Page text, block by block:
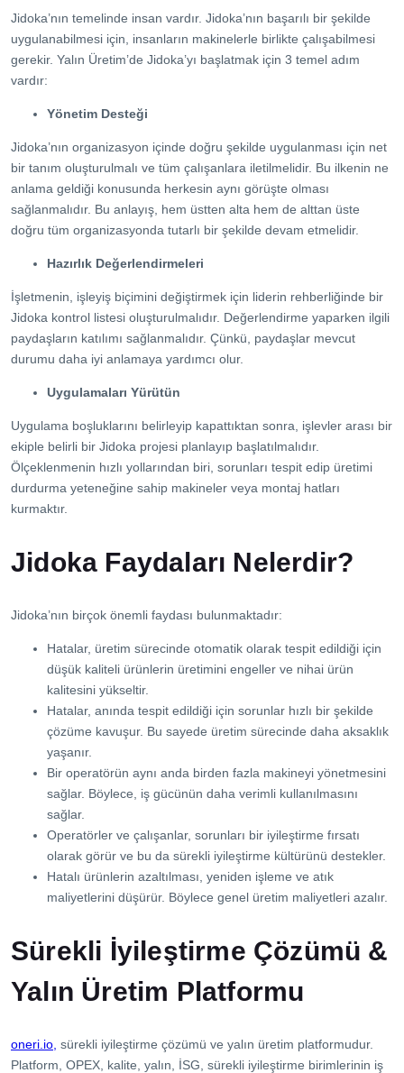
Jidoka’nın temelinde insan vardır. Jidoka’nın başarılı bir şekilde
uygulanabilmesi için, insanların makinelerle birlikte çalışabilmesi
gerekir. Yalın Üretim’de Jidoka’yı başlatmak için 3 temel adım
vardır:
Yönetim Desteği
Jidoka’nın organizasyon içinde doğru şekilde uygulanması için net
bir tanım oluşturulmalı ve tüm çalışanlara iletilmelidir. Bu ilkenin ne
anlama geldiği konusunda herkesin aynı görüşte olması
sağlanmalıdır. Bu anlayış, hem üstten alta hem de alttan üste
doğru tüm organizasyonda tutarlı bir şekilde devam etmelidir.
Hazırlık Değerlendirmeleri
İşletmenin, işleyiş biçimini değiştirmek için liderin rehberliğinde bir
Jidoka kontrol listesi oluşturulmalıdır. Değerlendirme yaparken ilgili
paydaşların katılımı sağlanmalıdır. Çünkü, paydaşlar mevcut
durumu daha iyi anlamaya yardımcı olur.
Uygulamaları Yürütün
Uygulama boşluklarını belirleyip kapattıktan sonra, işlevler arası bir
ekiple belirli bir Jidoka projesi planlayıp başlatılmalıdır.
Ölçeklenmenin hızlı yollarından biri, sorunları tespit edip üretimi
durdurma yeteneğine sahip makineler veya montaj hatları
kurmaktır.
Jidoka Faydaları Nelerdir?
Jidoka’nın birçok önemli faydası bulunmaktadır:
Hatalar, üretim sürecinde otomatik olarak tespit edildiği için
düşük kaliteli ürünlerin üretimini engeller ve nihai ürün
kalitesini yükseltir.
Hatalar, anında tespit edildiği için sorunlar hızlı bir şekilde
çözüme kavuşur. Bu sayede üretim sürecinde daha aksaklık
yaşanır.
Bir operatörün aynı anda birden fazla makineyi yönetmesini
sağlar. Böylece, iş gücünün daha verimli kullanılmasını
sağlar.
Operatörler ve çalışanlar, sorunları bir iyileştirme fırsatı
olarak görür ve bu da sürekli iyileştirme kültürünü destekler.
Hatalı ürünlerin azaltılması, yeniden işleme ve atık
maliyetlerini düşürür. Böylece genel üretim maliyetleri azalır.
Sürekli İyileştirme Çözümü &
Yalın Üretim Platformu
oneri.io, sürekli iyileştirme çözümü ve yalın üretim platformudur.
Platform, OPEX, kalite, yalın, İSG, sürekli iyileştirme birimlerinin iş